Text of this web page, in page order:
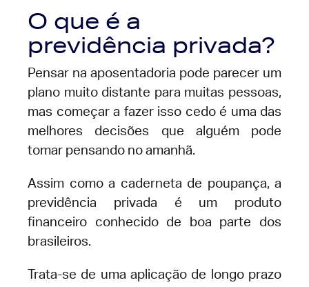
O que é a
previdência privada?
Pensar na aposentadoria pode parecer um
plano muito distante para muitas pessoas,
mas começar a fazer isso cedo é uma das
melhores decisões que alguém pode
tomar pensando no amanhã.
Assim como a caderneta de poupança, a
previdência privada é um produto
financeiro conhecido de boa parte dos
brasileiros.
Trata-se de uma aplicação de longo prazo